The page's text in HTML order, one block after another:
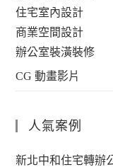
住宅室內設計
商業空間設計
辦公室裝潢裝修
CG 動畫影片
人氣案例
新北中和住宅轉辦